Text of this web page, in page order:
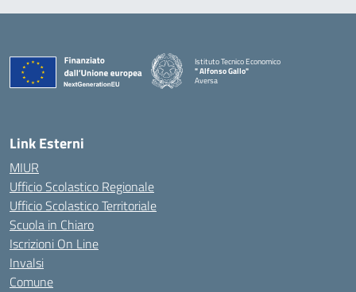
Istituto Tecnico Economico
" Alfonso Gallo"
Aversa
Link Esterni
MIUR
Ufficio Scolastico Regionale
Ufficio Scolastico Territoriale
Scuola in Chiaro
Iscrizioni On Line
Invalsi
Comune